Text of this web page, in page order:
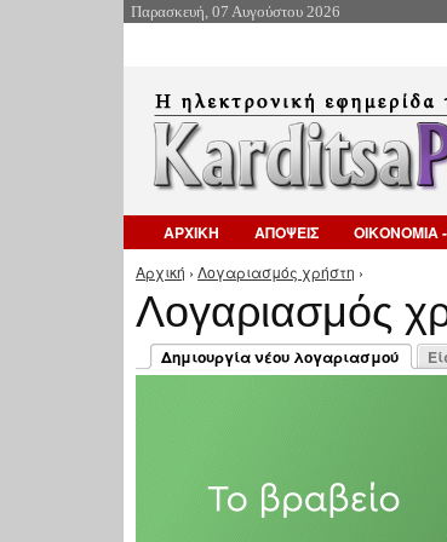
Παρασκευή, 07 Αυγούστου 2026
ΑΡΧΙΚΗ ΑΠΟΨΕΙΣ ΟΙΚΟΝΟΜΙΑ
Είστε εδώ
Αρχική › Λογαριασμός χρήστη ›
Λογαριασμός
Πρωτεύουσες καρτέλες
Δημιουργία νέου λογαριασμού
(ενεργή καρτέλα)